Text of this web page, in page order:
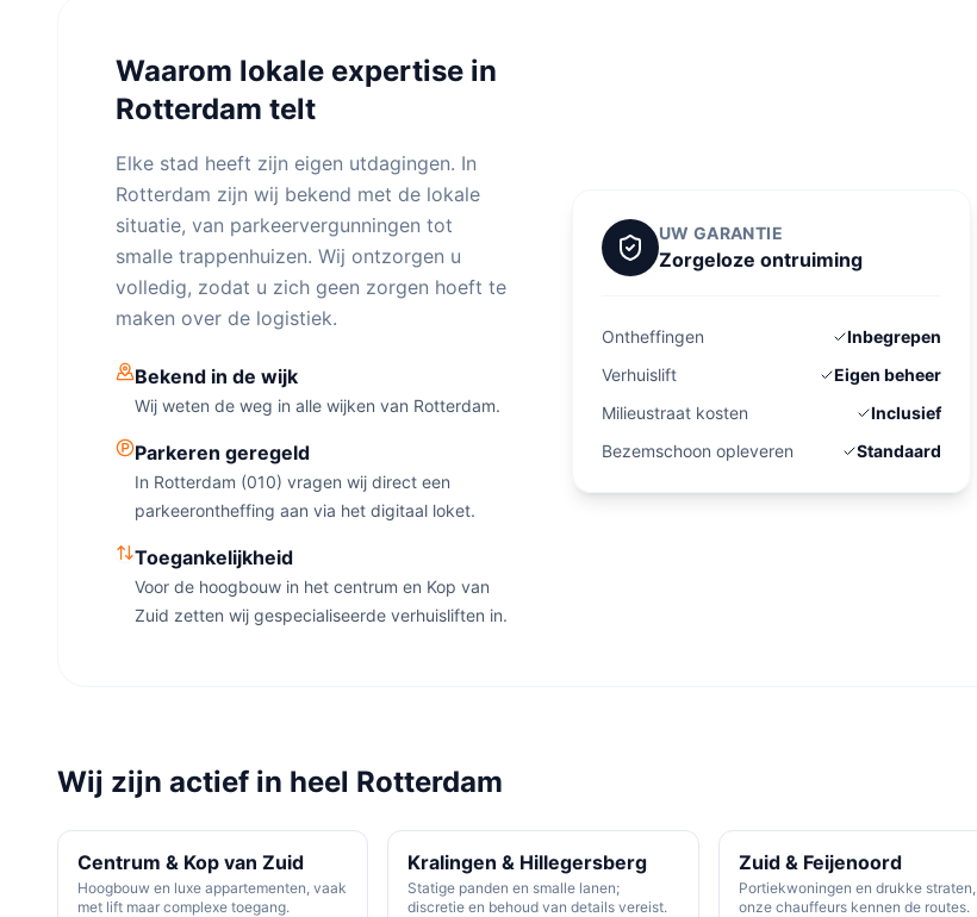
Waarom lokale expertise in
Rotterdam telt
Elke stad heeft zijn eigen utdagingen. In
Rotterdam zijn wij bekend met de lokale
situatie, van parkeervergunningen tot
smalle trappenhuizen. Wij ontzorgen u
volledig, zodat u zich geen zorgen hoeft te
maken over de logistiek.
Bekend in de wijk
Wij weten de weg in alle wijken van Rotterdam.
Parkeren geregeld
In Rotterdam (010) vragen wij direct een
parkeerontheffing aan via het digitaal loket.
Toegankelijkheid
Voor de hoogbouw in het centrum en Kop van
Zuid zetten wij gespecialiseerde verhuisliften in.
UW GARANTIE
Zorgeloze ontruiming
Ontheffingen
Inbegrepen
Verhuislift
Eigen beheer
Milieustraat kosten
Inclusief
Bezemschoon opleveren
Standaard
Wij zijn actief in heel Rotterdam
Centrum & Kop van Zuid
Hoogbouw en luxe appartementen, vaak
met lift maar complexe toegang.
Kralingen & Hillegersberg
Statige panden en smalle lanen;
discretie en behoud van details vereist.
Zuid & Feijenoord
Portiekwoningen en drukke straten,
onze chauffeurs kennen de routes.